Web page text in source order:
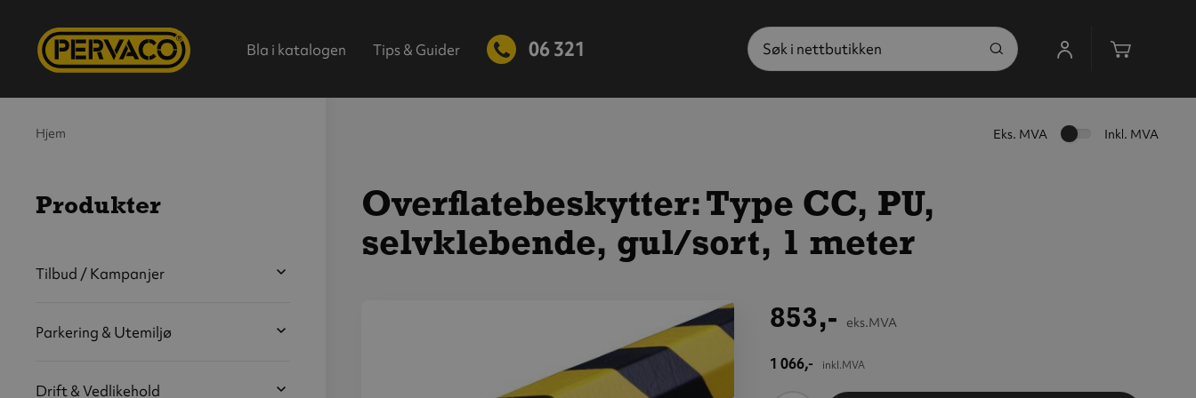
Bla i katalogen Tips & Guider 06 321
Søk
Eks. MVA Inkl. MVA
Overflatebeskytter: Type CC, PU,
selvklebende, gul/sort, 1 meter
853,- eks.MVA
1 066,- inkl.MVA
Hjem
Produkter
Hjem
Tilbud / Kampanjer
Parkering & Utemiljø
Drift & Vedlikehold